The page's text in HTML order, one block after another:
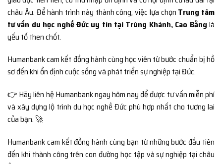
châu Âu. Để hành trình này thành công, việc lựa chọn Trung tâm
tư vấn du học nghề Đức uy tín tại Trùng Khánh, Cao Bằng là
yếu tố then chốt.
Humanbank cam kết đồng hành cùng học viên từ bước chuẩn bị hồ
sơ đến khi ổn định cuộc sống và phát triển sự nghiệp tại Đức.
👉 Hãy liên hệ Humanbank ngay hôm nay để được tư vấn miễn phí
và xây dựng lộ trình du học nghề Đức phù hợp nhất cho tương lai
của bạn. 🚀
Humanbank cam kết đồng hành cùng bạn từ những bước đầu tiên
đến khi thành công trên con đường học tập và sự nghiệp tại châu